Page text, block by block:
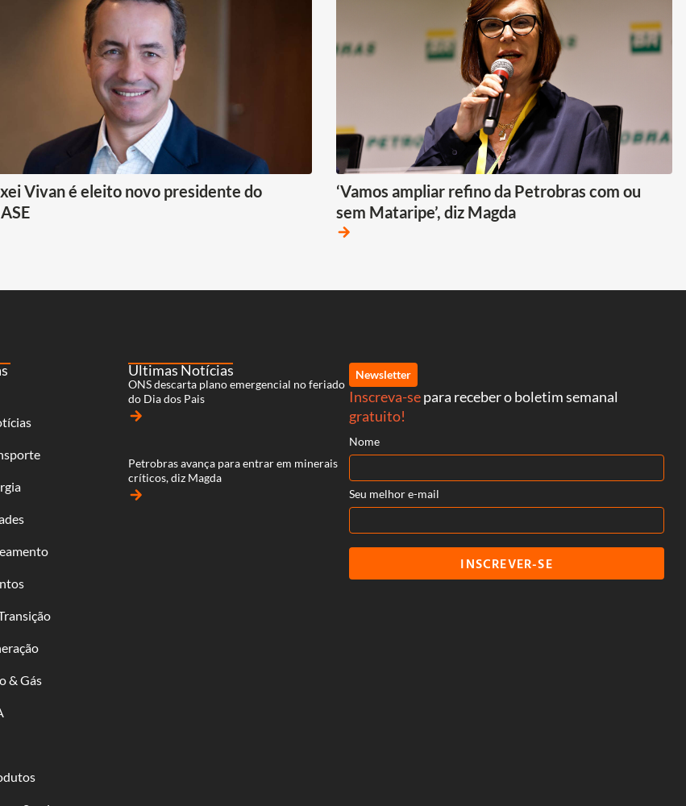
Vivan é eleito novo presidente do
‘Vamos ampliar refino da Petrobras com ou
sem Mataripe’, diz Magda
arrow_forward
& Gás
Últimas Notícias
ONS descarta plano emergencial no feriado
do Dia dos Pais
arrow_forward
Petrobras avança para entrar em minerais
críticos, diz Magda
arrow_forward
Newsletter
Inscreva-separa receber o boletim semanal
gratuito!
Nome
Seu melhor e-mail
INSCREVER-SE